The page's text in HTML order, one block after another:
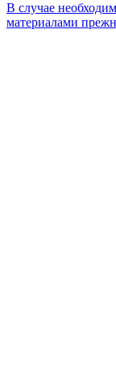
В случае
материалами